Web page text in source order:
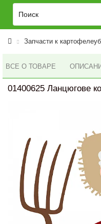
Запчасти к
ВСЕ О ТОВАРЕ
01400625 Ланцюгове